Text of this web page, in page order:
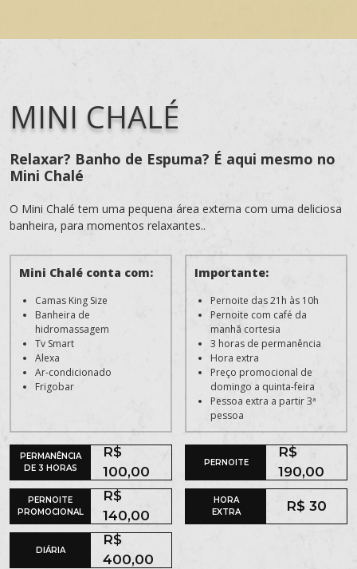
MINI CHALÉ
Relaxar? Banho de Espuma? É aqui mesmo no
Mini Chalé
O Mini Chalé tem uma pequena área externa com uma deliciosa
banheira, para momentos relaxantes..
Mini Chalé conta com:
Camas King Size
Banheira de
hidromassagem
Tv Smart
Alexa
Ar-condicionado
Frigobar
Importante:
Pernoite das 21h às 10h
Pernoite com café da
manhã cortesia
3 horas de permanência
Hora extra
Preço promocional de
domingo a quinta-feira
Pessoa extra a partir 3ª
pessoa
PERMANÊNCIA
DE 3 HORAS
R$
100,00
PERNOITE
R$
190,00
PERNOITE
PROMOCIONAL
R$
140,00
HORA
EXTRA
R$ 30
DIÁRIA
R$
400,00